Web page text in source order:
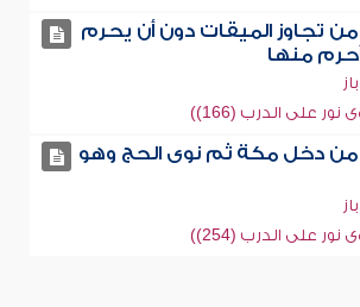
تجاوز الميقات دون أن يحرم
منها
على الدرب (166))
دخل مكة ثم نوى الحج وهو
على الدرب (254))